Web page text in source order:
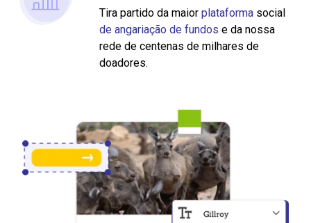
Tira partido da maior plataforma social
de angariação de fundos e da nossa
rede de centenas de milhares de
doadores.